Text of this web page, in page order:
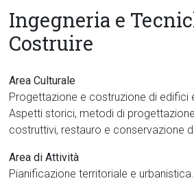
degli
Studi
di
Roma
Tor
Vergata
Ingegneria e
Costruire
Area Culturale
Progettazione e costruzione di edifici
Aspetti storici, metodi di
costruttivi, restauro e conservazione
Area di Attività
Pianificazione territoriale e